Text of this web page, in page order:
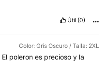
Útil (0)
Color: Gris Oscuro / Talla: 2XL
El polerones preciosoy la